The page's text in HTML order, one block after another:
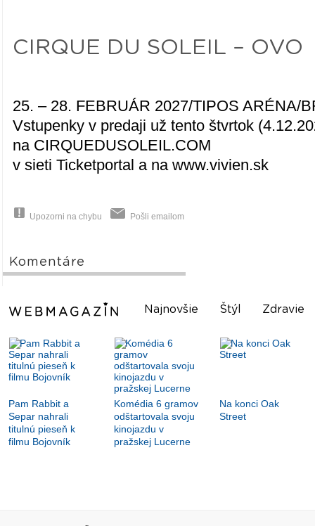
CIRQUE DU SOLEIL – OVO
25. – 28. FEBRUÁR 2027/TIPOS ARÉNA/
Vstupenky v predaji už tento štvrtok
na CIRQUEDUSOLEIL.COM
v sieti Ticketportal a na www.vivien.sk
Upozorni na chybu Pošli emailom
Komentáre
Najnovšie Štýl Zdravie
Pam Rabbit a
Separ nahrali
titulnú pieseň k
filmu Bojovník
Komédia 6 gramov
odštartovala svoju
kinojazdu v
pražskej Lucerne
Na konci Oak
Street